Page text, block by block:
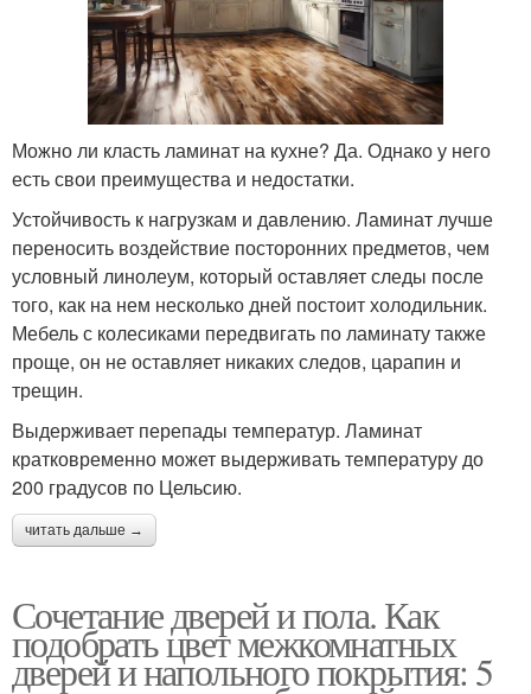
Можно ли класть ламинат на кухне? Да. Однако у него
есть свои преимущества и недостатки.
Устойчивость к нагрузкам и давлению. Ламинат лучше
переносить воздействие посторонних предметов, чем
условный линолеум, который оставляет следы после
того, как на нем несколько дней постоит холодильник.
Мебель с колесиками передвигать по ламинату также
проще, он не оставляет никаких следов, царапин и
трещин.
Выдерживает перепады температур. Ламинат
кратковременно может выдерживать температуру до
200 градусов по Цельсию.
читать дальше →
Сочетание дверей и пола. Как
подобрать цвет межкомнатных
дверей и напольного покрытия: 5